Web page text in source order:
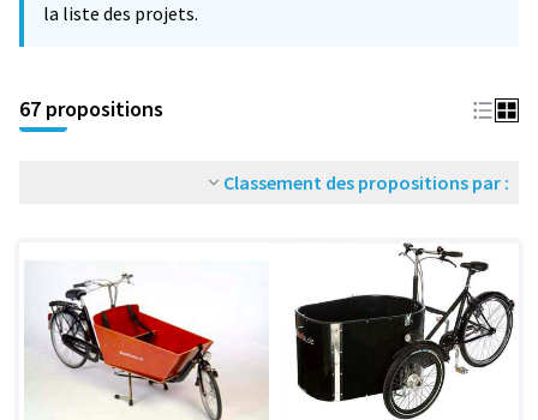
la liste des projets.
67 propositions
Classement des propositions par :